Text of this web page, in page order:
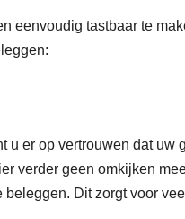
eenvoudig tastbaar te
er op vertrouwen dat uw
verder geen omkijken
Dit zorgt voor